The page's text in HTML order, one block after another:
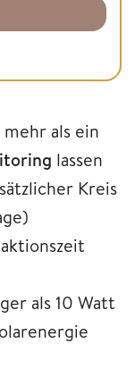
als ein
lassen
Kreis
als 10 Watt